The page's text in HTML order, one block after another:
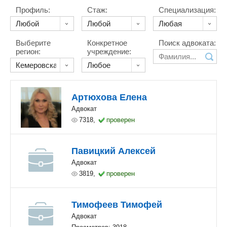
Профиль: Стаж: Специализация:
Выберите
регион:
Конкретное
учреждение:
Поиск адвоката:
Артюхова Елена
Адвокат
7318,
проверен
Павицкий Алексей
Адвокат
3819,
проверен
Тимофеев Тимофей
Адвокат